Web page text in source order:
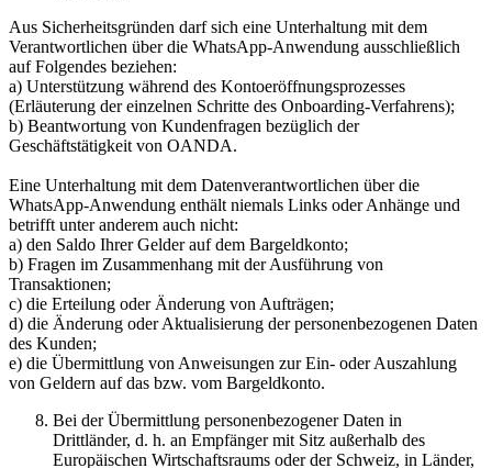
Aus Sicherheitsgründen darf sich eine Unterhaltung mit dem
Verantwortlichen über die WhatsApp-Anwendung ausschließlich
auf Folgendes beziehen:
a) Unterstützung während des Kontoeröffnungsprozesses
(Erläuterung der einzelnen Schritte des Onboarding-Verfahrens);
b) Beantwortung von Kundenfragen bezüglich der
Geschäftstätigkeit von OANDA.
Eine Unterhaltung mit dem Datenverantwortlichen über die
WhatsApp-Anwendung enthält niemals Links oder Anhänge und
betrifft unter anderem auch nicht:
a) den Saldo Ihrer Gelder auf dem Bargeldkonto;
b) Fragen im Zusammenhang mit der Ausführung von
Transaktionen;
c) die Erteilung oder Änderung von Aufträgen;
d) die Änderung oder Aktualisierung der personenbezogenen Daten
des Kunden;
e) die Übermittlung von Anweisungen zur Ein- oder Auszahlung
von Geldern auf das bzw. vom Bargeldkonto.
Bei der Übermittlung personenbezogener Daten in
Drittländer, d. h. an Empfänger mit Sitz außerhalb des
Europäischen Wirtschaftsraums oder der Schweiz, in Länder,